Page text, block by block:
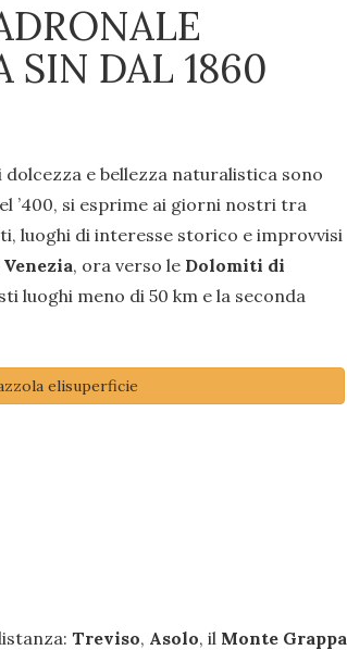
SIN DAL 1860
dolcezza e bellezza naturalistica sono
’400, si esprime ai giorni nostri tra
luoghi di interesse storico e improvvisi
Venezia, ora verso le Dolomiti di
luoghi meno di 50 km e la seconda
elisuperficie
Treviso, Asolo, il Monte Grappa